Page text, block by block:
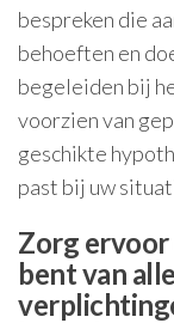
bespreken die
behoeften en
begeleiden bij
voorzien van
geschikte
past bij uw
Zorg ervoor
bent van